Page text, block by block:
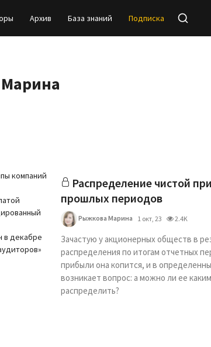
Архив База знаний Подписка
компаний
в декабре
Распределение чистой
прошлых периодов
Рыжкова Марина 1 окт, 23 2.4K
Зачастую у акционерных обществ в
распределения по итогам отчетных
прибыли она копится, и в
возникает вопрос: а можно ли ее
распределить?